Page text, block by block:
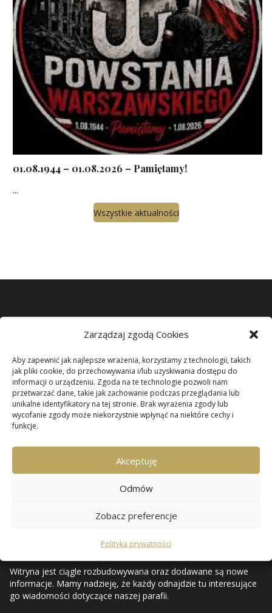
Zarządzaj zgodą Cookies
Aby zapewnić jak najlepsze wrażenia, korzystamy z technologii, takich
jak pliki cookie, do przechowywania i/lub uzyskiwania dostępu do
informacji o urządzeniu. Zgoda na te technologie pozwoli nam
przetwarzać dane, takie jak zachowanie podczas przeglądania lub
unikalne identyfikatory na tej stronie. Brak wyrażenia zgody lub
wycofanie zgody może niekorzystnie wpłynąć na niektóre cechy i
funkcje.
Akceptuję
Odmów
Zobacz preferencje
Polityka prywatności
01.08.1944 – 01.08.2026 – Pamiętamy!
...
Wszystkie aktualności
witrynę.
Parafii Niepokalanego
Poczęcia NMPw
Przewozie
stronach internetowych życie naszej rodziny parafialnej. Za
pośrednictwem internetu prezentuję ważniejsze wydarzenia z
stały się parafialnym pamiętnikiem.
Witryna jest ciągle rozbudowywana oraz dodawane są nowe
informacje. Mamy nadzieję, że każdy odnajdzie tu interesujące
go wiadomości dotyczące naszej parafii.